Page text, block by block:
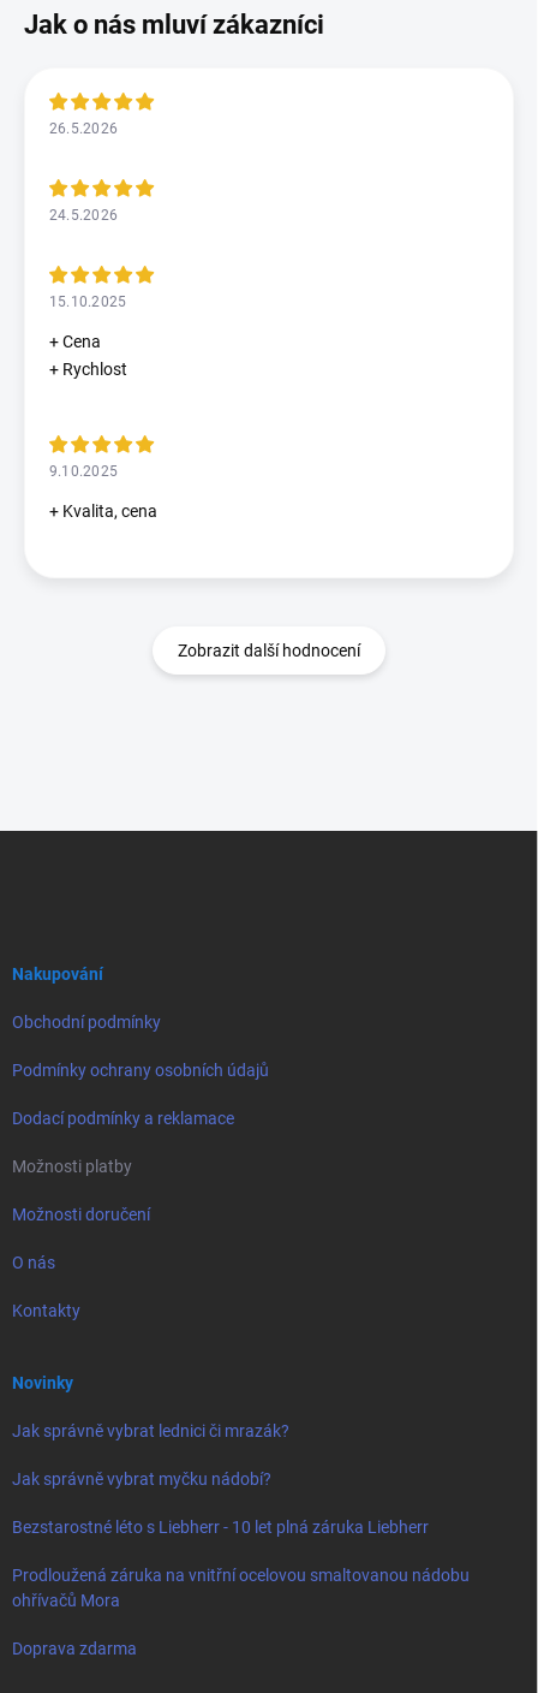
26.5.2026
24.5.2026
15.10.2025
+ Cena
+ Rychlost
9.10.2025
+ Kvalita, cena
Zobrazit další hodnocení
Nakupování
Obchodní podmínky
Podmínky ochrany osobních údajů
Dodací podmínky a reklamace
Možnosti platby
Možnosti doručení
O nás
Kontakty
Novinky
Jak správně vybrat lednici či mrazák?
Jak správně vybrat myčku nádobí?
Bezstarostné léto s Liebherr - 10 let plná záruka Liebherr
Prodloužená záruka na vnitřní ocelovou smaltovanou nádobu
ohřívačů Mora
Doprava zdarma